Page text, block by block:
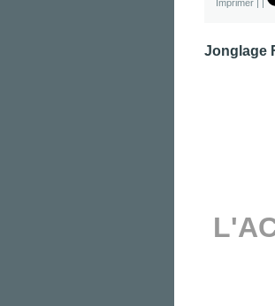
Imprimer | |
Jonglage